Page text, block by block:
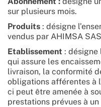
sur plusieurs mois.
Produits : désigne
vendus par AHIMSA
Etablissement : désigne
qui assure les
livraison, la conformité
obligations afférentes à
ci peut être amenée à
prestations prévues à